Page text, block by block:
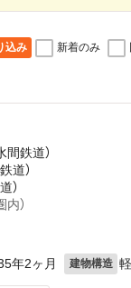
込み 新着のみ
間鉄道）
道）
）
）
年2ヶ月 建物構造